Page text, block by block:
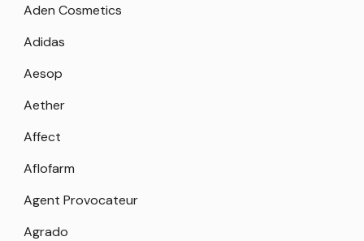
Aden Cosmetics
Adidas
Aesop
Aether
Affect
Aflofarm
Agent Provocateur
Agrado